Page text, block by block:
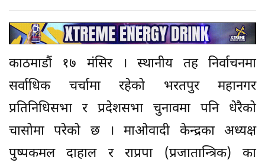
काठमाडौं १७ मंसिर । स्थानीय तह निर्वाचनमा
सर्वाधिक चर्चामा रहेको भरतपुर महानगर
प्रतिनिधिसभा र प्रदेशसभा चुनावमा पनि धेरैको
चासोमा परेको छ । माओवादी केन्द्रका अध्यक्ष
पुष्पकमल दाहाल र राप्रपा (प्रजातान्त्रिक) का